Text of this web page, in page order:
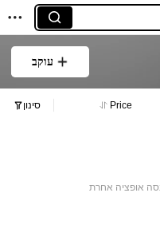
עוקב
Price סינון
אופציה אחרת